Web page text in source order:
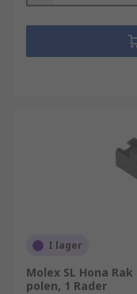
I lager
Molex SL Hona
polen, 1 Rader